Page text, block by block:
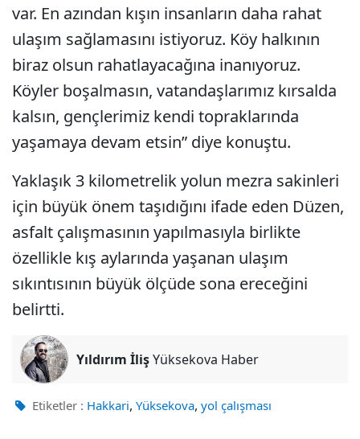
var. En azından kışın insanların daha rahat
ulaşım sağlamasını istiyoruz. Köy halkının
biraz olsun rahatlayacağına inanıyoruz.
Köyler boşalmasın, vatandaşlarımız kırsalda
kalsın, gençlerimiz kendi topraklarında
yaşamaya devam etsin” diye konuştu.
Yaklaşık 3 kilometrelik yolun mezra sakinleri
için büyük önem taşıdığını ifade eden Düzen,
asfalt çalışmasının yapılmasıyla birlikte
özellikle kış aylarında yaşanan ulaşım
sıkıntısının büyük ölçüde sona ereceğini
belirtti.
Yıldırım İlişYüksekova Haber
Etiketler : Hakkari, Yüksekova, yol çalışması